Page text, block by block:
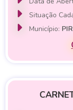
Situação
Município: